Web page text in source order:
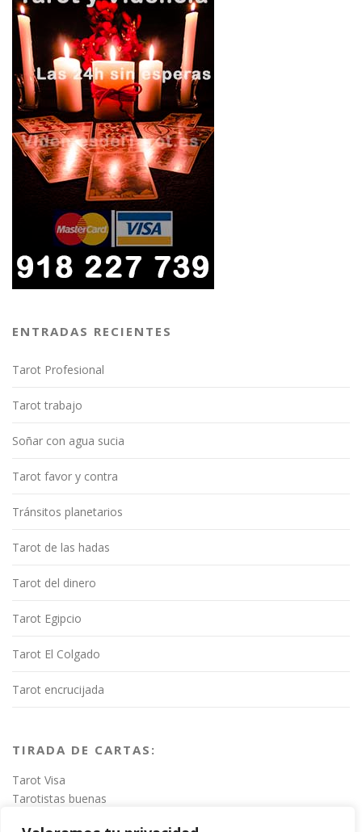
ENTRADAS RECIENTES
Tarot Profesional
Tarot trabajo
Soñar con agua sucia
Tarot favor y contra
Tránsitos planetarios
Tarot de las hadas
Tarot del dinero
Tarot Egipcio
Tarot El Colgado
Tarot encrucijada
TIRADA DE CARTAS:
Tarot Visa
Tarotistas buenas